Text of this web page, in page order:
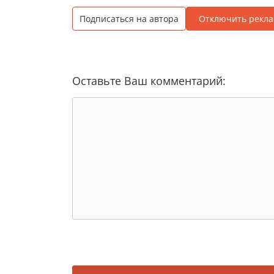
Подписаться на автора Отключить
Оставьте Ваш комментарий: